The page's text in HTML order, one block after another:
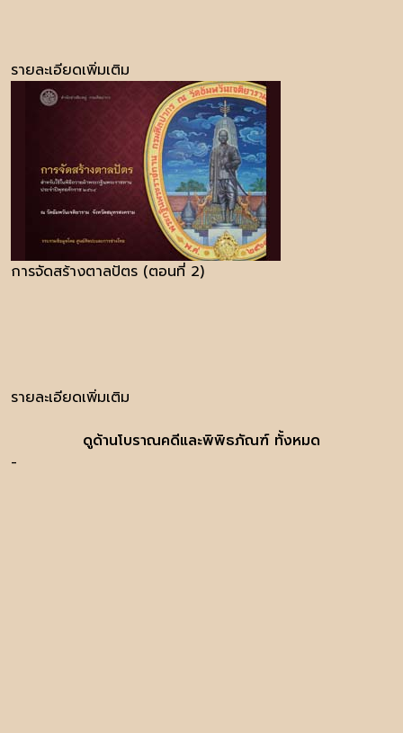
รายละเอียดเพิ่มเติม
การจัดสร้างตาลปัตร (ตอนที่ 2)
รายละเอียดเพิ่มเติม
ดูด้านโบราณคดีและพิพิธภัณฑ์ ทั้งหมด
-